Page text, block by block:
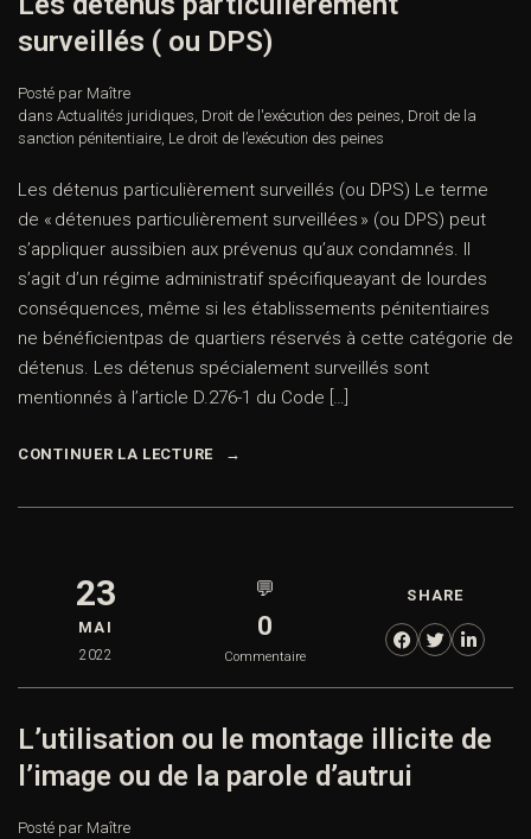
surveillés ( ou DPS)
Posté par Maître
dans Actualités juridiques, Droit de l'exécution des peines, Droit de la
sanction pénitentiaire, Le droit de l’exécution des peines
Les détenus particulièrement surveillés (ou DPS) Le terme
de « détenues particulièrement surveillées » (ou DPS) peut
s’appliquer aussibien aux prévenus qu’aux condamnés. Il
s’agit d’un régime administratif spécifiqueayant de lourdes
conséquences, même si les établissements pénitentiaires
ne bénéficientpas de quartiers réservés à cette catégorie de
détenus. Les détenus spécialement surveillés sont
mentionnés à l’article D.276-1 du Code […]
CONTINUER LA LECTURE
23
MAI
2022
💬
0
Commentaire
SHARE
L’utilisation ou le montage illicite de
l’image ou de la parole d’autrui
Posté par Maître